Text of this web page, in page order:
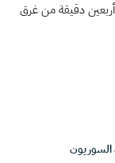
دقيقة من غرق
السوريون